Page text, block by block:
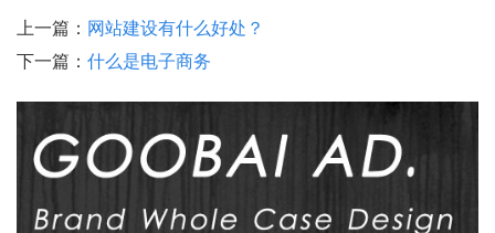
上一篇： 网站建设有什么好处？
下一篇： 什么是电子商务